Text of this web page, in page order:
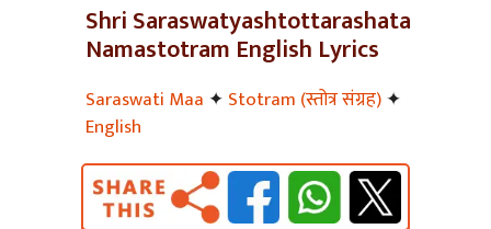
Shri Saraswatyashtottarashata
Namastotram English Lyrics
Saraswati Maa ✦ Stotram (स्तोत्र संग्रह)✦
English